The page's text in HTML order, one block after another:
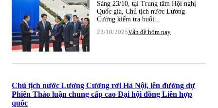
Sáng 23/10, tại Trung tâm Hội nghị
Quốc gia, Chủ tịch nước Lương
Cường kiểm tra buổi...
23/10/2025Vấn đề hôm nay
Chủ tịch nước Lương Cường rời Hà Nội, lên đường dự
Phiên Thảo luận chung cấp cao Đại hội đồng Liên hợp
quốc